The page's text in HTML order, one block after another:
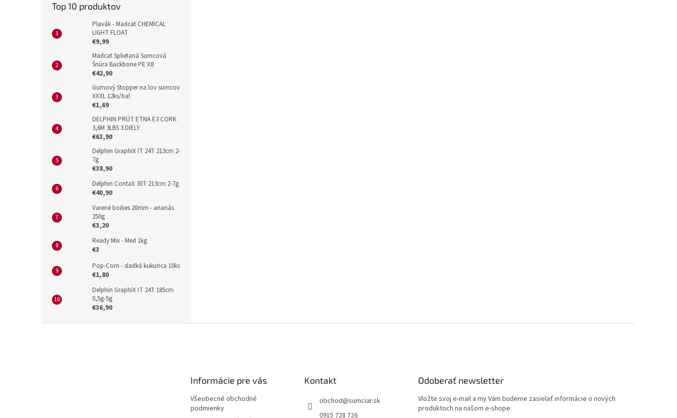
Top 10 produktov
Plavák - Madcat CHEMICAL
LIGHT FLOAT
€9,99
Madcat Splietaná Sumcová
Šnúra Backbone PE X8
€42,90
Gumový Stopper na lov sumcov
XXXL 12ks/bal
€1,69
DELPHIN PRÚT ETNA E3 CORK
3,6M 3LBS 3 DIELY
€63,90
Delphin GraphiX IT 24T 213cm 2-
7g
€38,90
Delphin ContaX 30T 213cm 2-7g
€40,90
Varené boilies 20mm - ananás
250g
€3,20
Ready Mix - Med 1kg
€3
Pop-Corn - sladká kukurica 10ks
€1,80
Delphin GraphiX IT 24T 185cm
0,5g-5g
€36,90
Informácie pre vás
Všeobecné obchodné
podmienky
Kontakt
obchod@sumciar.sk
0915 728 726
Odoberať newsletter
Vložte svoj e-mail a my Vám budeme zasielať informácie o nových
produktoch na našom e-shope.